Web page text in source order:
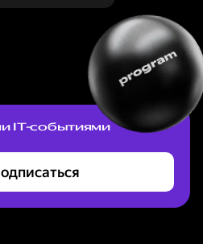
IT-событиями